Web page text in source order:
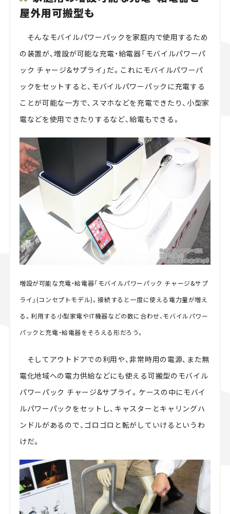
屋外用可搬型も
そんなモバイルパワーパックを家庭内で使用するため
の装置が、増設が可能な充電・給電器「モバイルパワーパ
ック チャージ&サプライ」だ。これにモバイルパワーパ
ックをセットすると、モバイルパワーパックに充電する
ことが可能な一方で、スマホなどを充電できたり、小型家
電などを使用できたりするなど、給電もできる。
増設が可能な充電・給電器「モバイルパワーパック チャージ&サプ
ライ」(コンセプトモデル)。接続すると一度に使える電力量が増え
る。利用する小型家電やIT機器などの数に合わせ、モバイルパワー
パックと充電・給電器をそろえる形だろう。
そしてアウトドアでの利用や、非常時用の電源、また無
電化地域への電力供給などにも使える可搬型のモバイル
パワーパック チャージ&サプライ。ケースの中にモバイ
ルパワーパックをセットし、キャスターとキャリングハ
ンドルがあるので、ゴロゴロと転がしていけるというわ
けだ。